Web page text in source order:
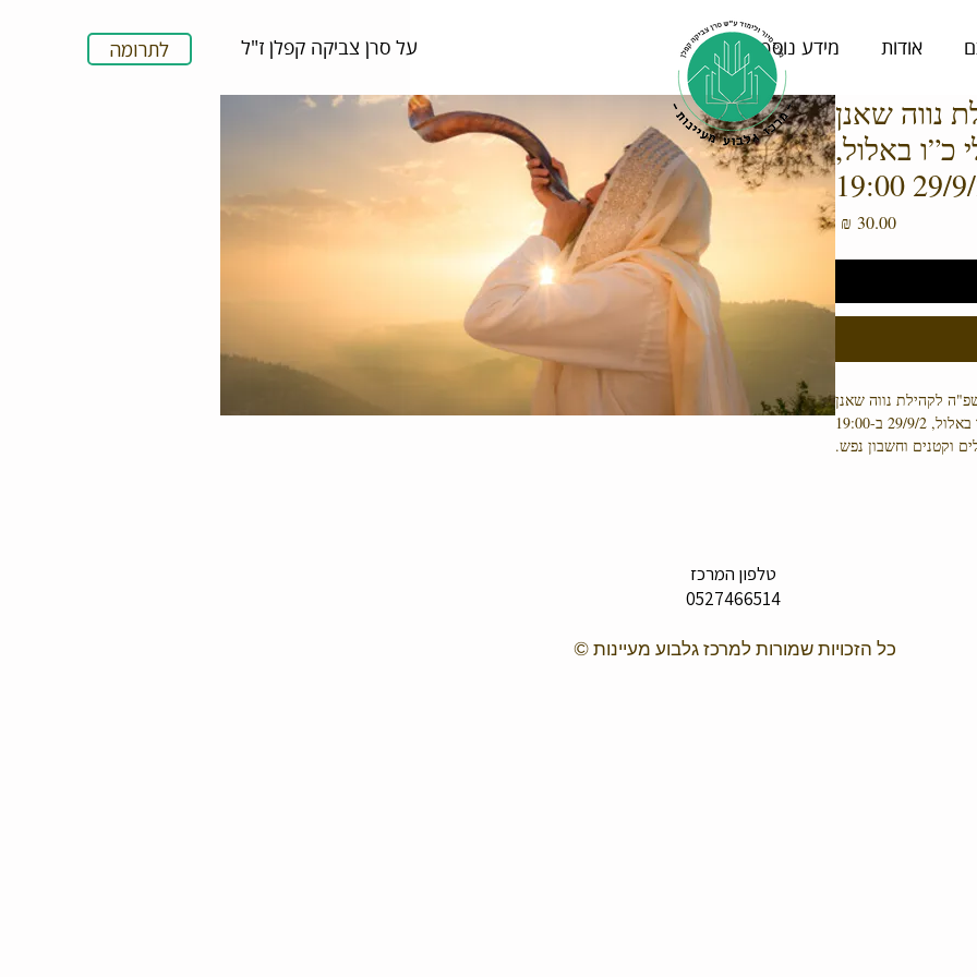
לתרומה על סרן צביקה קפלן ז"ל אודות מידע נוסף
נווה שאנן
כ”ו באלול,
29/9/24
מחיר
לקהילת נווה שאנן
2 ב-19:00
וקטנים וחשבון נפש.
את משמעות האמת
תוך טיול בחיק
טלפון המרכז
0527466514
כל הזכויות שמורות למרכז גלבוע מעיינות ©